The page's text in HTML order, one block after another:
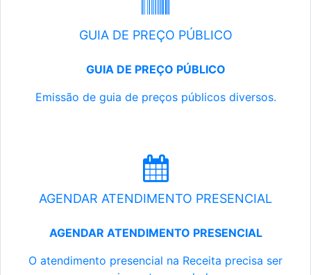
GUIA DE PREÇO PÚBLICO
GUIA DE PREÇO PÚBLICO
Emissão de guia de preços públicos diversos.
AGENDAR ATENDIMENTO PRESENCIAL
AGENDAR ATENDIMENTO PRESENCIAL
O atendimento presencial na Receita precisa ser